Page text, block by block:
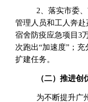
2、落实市委
管理人员和工人奔赴
宿舍防疫应急项目3
次跑出“加速度”；
扩建任务。
（二） 推进创
为不断提升广